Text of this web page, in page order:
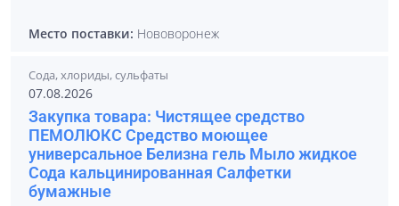
Место поставки: Нововоронеж
Сода, хлориды, сульфаты
07.08.2026
Закупка товара: Чистящее средство
ПЕМОЛЮКС Средство моющее
универсальное Белизна гель Мыло жидкое
Сода кальцинированная Салфетки
бумажные